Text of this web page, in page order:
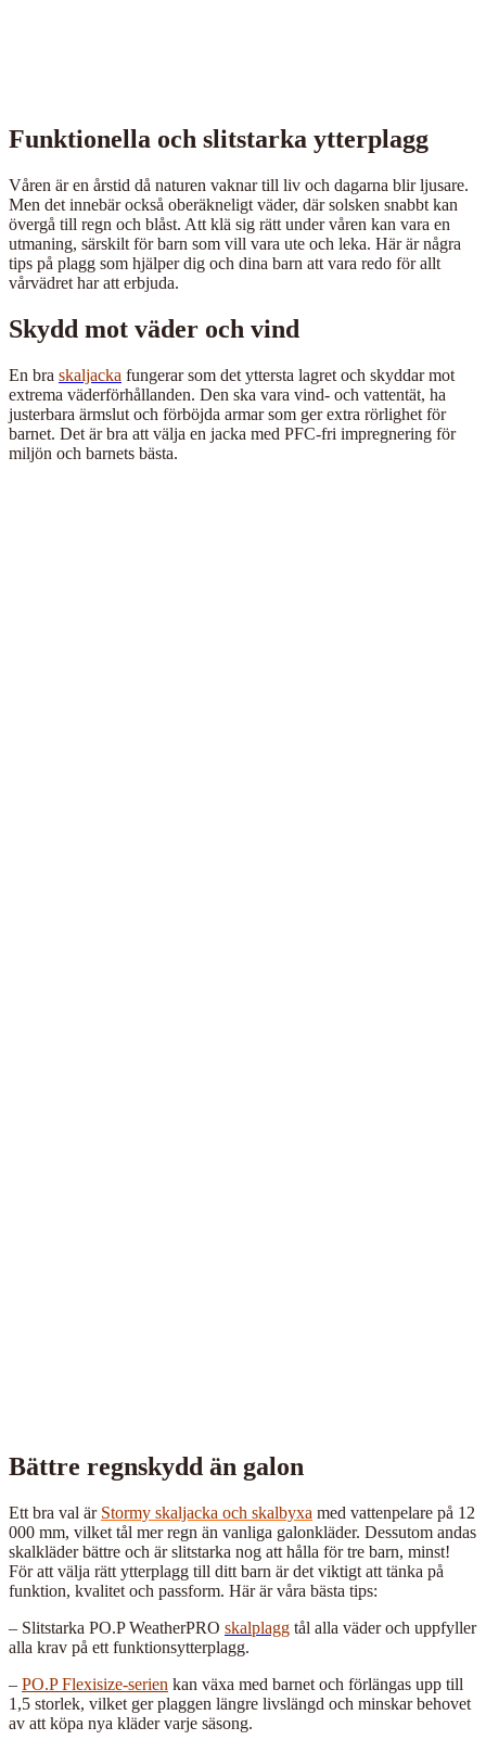
Funktionella och slitstarka ytterplagg
Våren är en årstid då naturen vaknar till liv och dagarna blir ljusare.
Men det innebär också oberäkneligt väder, där solsken snabbt kan
övergå till regn och blåst. Att klä sig rätt under våren kan vara en
utmaning, särskilt för barn som vill vara ute och leka. Här är några
tips på plagg som hjälper dig och dina barn att vara redo för allt
vårvädret har att erbjuda.
Skydd mot väder och vind
En bra skaljacka fungerar som det yttersta lagret och skyddar mot
extrema väderförhållanden. Den ska vara vind- och vattentät, ha
justerbara ärmslut och förböjda armar som ger extra rörlighet för
barnet. Det är bra att välja en jacka med PFC-fri impregnering för
miljön och barnets bästa.
Bättre regnskydd än galon
Ett bra val är Stormy skaljacka och skalbyxa med vattenpelare på 12
000 mm, vilket tål mer regn än vanliga galonkläder. Dessutom andas
skalkläder bättre och är slitstarka nog att hålla för tre barn, minst!
För att välja rätt ytterplagg till ditt barn är det viktigt att tänka på
funktion, kvalitet och passform. Här är våra bästa tips:
– Slitstarka PO.P WeatherPRO skalplagg tål alla väder och uppfyller
alla krav på ett funktionsytterplagg.
– PO.P Flexisize-serien kan växa med barnet och förlängas upp till
1,5 storlek, vilket ger plaggen längre livslängd och minskar behovet
av att köpa nya kläder varje säsong.